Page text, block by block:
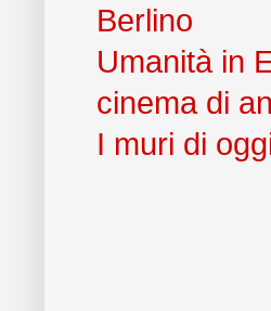
Berlino
Umanità in
cinema di
I muri di